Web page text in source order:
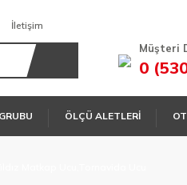
İletişim
Müşteri
0
ÖLÇÜ ALETLERİ